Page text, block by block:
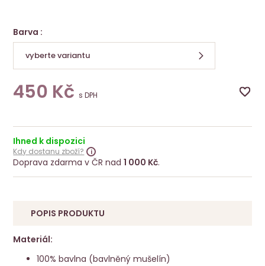
Barva :
vyberte variantu
450 Kčs DPH
Ihned k dispozici
Kdy dostanu zboží?
Doprava zdarma v ČR nad1 000 Kč.
POPIS PRODUKTU
Materiál:
100% bavlna (bavlněný mušelín)